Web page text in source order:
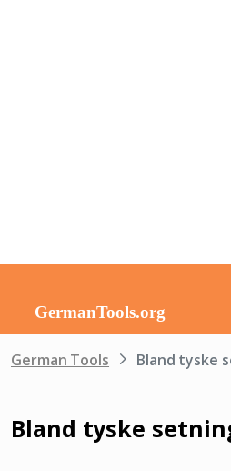
German Tools Bland tyske
Bland tyske